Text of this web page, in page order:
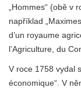
„Hommes“ (obě v
například
d’un royaume
l’Agriculture, du
V roce 1758 vydal
économique“. V